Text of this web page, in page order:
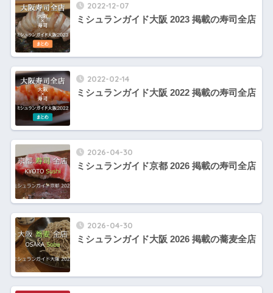
2022-12-07
ミシュランガイド大阪 2023 掲載の寿司全店
2022-02-14
ミシュランガイド大阪 2022 掲載の寿司全店
2026-04-30
ミシュランガイド京都 2026 掲載の寿司全店
2026-04-30
ミシュランガイド大阪 2026 掲載の蕎麦全店